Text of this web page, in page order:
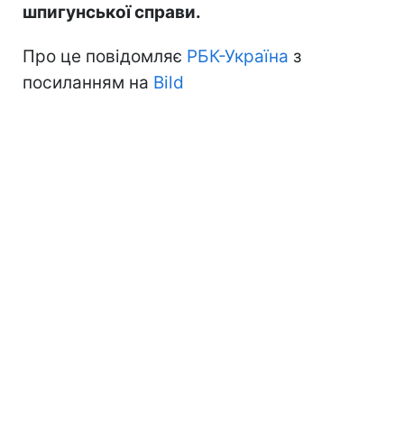
шпигунської справи.
Про це повідомляє РБК-Україна з
посиланням на Bild